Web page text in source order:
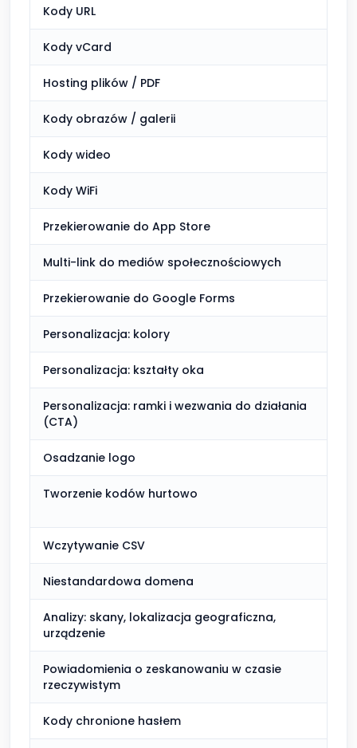
Kody URL
Kody vCard
Hosting plików / PDF
Kody obrazów / galerii
Kody wideo
Kody WiFi
Przekierowanie do App Store
Multi-link do mediów społecznościowych
Przekierowanie do Google Forms
Personalizacja: kolory
Personalizacja: kształty oka
Personalizacja: ramki i wezwania do działania
(CTA)
Osadzanie logo
Tworzenie kodów hurtowo
Wczytywanie CSV
Niestandardowa domena
Analizy: skany, lokalizacja geograficzna,
urządzenie
Powiadomienia o zeskanowaniu w czasie
rzeczywistym
Kody chronione hasłem